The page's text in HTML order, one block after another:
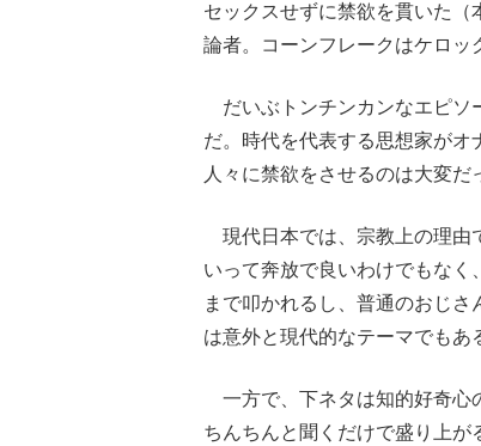
セックスせずに禁欲を貫いた
論者。コーンフレークはケロ
だいぶトンチンカンなエピソ
だ。時代を代表する思想家がオ
人々に禁欲をさせるのは大変だ
現代日本では、宗教上の理由
いって奔放で良いわけでもなく
まで叩かれるし、普通のおじ
は意外と現代的なテーマでもあ
一方で、下ネタは知的好奇心
ちんちんと聞くだけで盛り上